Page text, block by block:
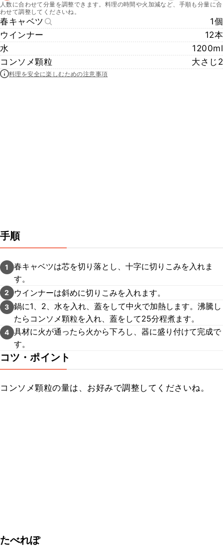
人数に合わせて分量を調整できます。料理の時間や火加減など、手順も分量に合
わせて調整してくださいね。
春キャベツ
1個
ウインナー
12本
水
1200ml
コンソメ顆粒
大さじ2
料理を安全に楽しむための注意事項
手順
1
春キャベツは芯を切り落とし、十字に切りこみを入れま
す。
2 ウインナーは斜めに切りこみを入れます。
3 鍋に1、2、水を入れ、蓋をして中火で加熱します。沸騰し
たらコンソメ顆粒を入れ、蓋をして25分程煮ます。
4 具材に火が通ったら火から下ろし、器に盛り付けて完成で
す。
コツ・ポイント
コンソメ顆粒の量は、お好みで調整してくださいね。
たべれぽ